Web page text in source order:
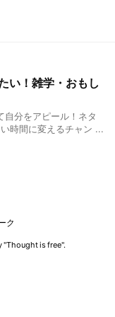
い！雑学・おもし
自分をアピール！ネタ
時間に変えるチャン ...
ク
"Thought is free".